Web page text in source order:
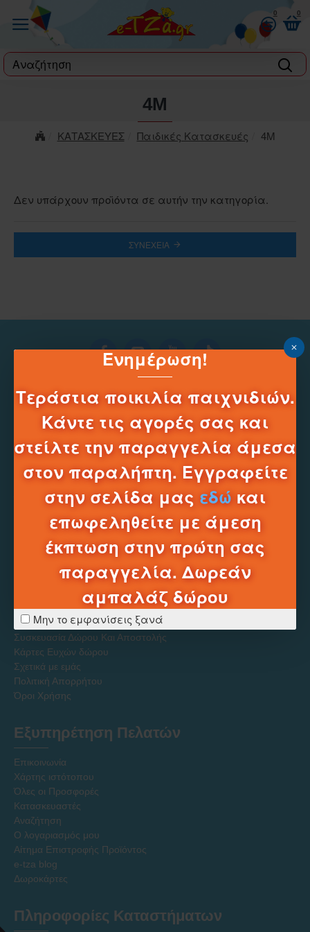
Ενημέρωση!
Τεράστια ποικιλία παιχνιδιών.
Κάντε τις αγορές σας και
στείλτε την παραγγελία άμεσα
στον παραλήπτη. Εγγραφείτε
στην σελίδα μας εδώ και
επωφεληθείτε με άμεση
έκπτωση στην πρώτη σας
παραγγελία. Δωρεάν
αμπαλάζ δώρου
Μην το εμφανίσεις ξανά
0 0
label
ΚΑΤΑΣΚΕΥΕΣ Παιδικές Κατασκευές 4Μ
4Μ
Δεν υπάρχουν προϊόντα σε αυτήν την κατηγορία.
ΣΥΝΈΧΕΙΑ
Τηλεφωνικό Κέντρο e-shop
______
2331331752
Δευ-Σαβ 10:00 - 20:00
Πληροφοριες
Τρόποι Πληρωμής
Τρόποι Αποστολών
Τρόποι Επιστροφών
Πολιτική Εκπτώσεων - Τιμών - Προσφορών
Συσκευασία Δώρου Και Αποστολής
Κάρτες Ευχών δώρου
Σχετικά με εμάς
Πολιτική Απορρήτου
Όροι Χρήσης
Εξυπηρέτηση Πελατών
Επικοινωνία
Χάρτης ιστότοπου
Όλες οι Προσφορές
Κατασκευαστές
Αναζήτηση
Ο λογαριασμός μου
Αίτημα Επιστροφής Προϊόντος
e-tza blog
Δωροκάρτες
Πληροφορίες Καταστήματων